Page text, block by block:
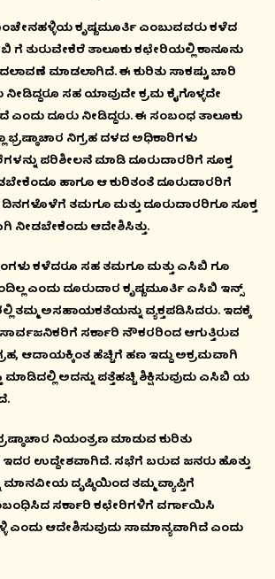
ಕೃಷ್ಣಮೂರ್ತಿ ಎಂಬುವವರು ಕಳೆದ
ಗೆ ತುರುವೇಕೆರೆ ತಾಲೂಕು ಕಛೇರಿಯಲ್ಲಿ ಕಾನೂನು
ಮಾಡಲಾಗಿದೆ. ಈ ಕುರಿತು ಸಾಕಷ್ಟು ಬಾರಿ
ಸಹ ಯಾವುದೇ ಕ್ರಮ ಕೈಗೊಳ್ಳದೇ
ದೂರು ನೀಡಿದ್ದರು. ಈ ಸಂಬಂಧ ತಾಲೂಕು
ಭ್ರಷ್ಠಾಚಾರ ನಿಗ್ರಹ ದಳದ ಅಧಿಕಾರಿಗಳು
ಪರಿಶೀಲನೆ ಮಾಡಿ ದೂರುದಾರರಿಗೆ ಸೂಕ್ತ
ಹಾಗೂ ಆ ಕುರಿತಂತೆ ದೂರುದಾರರಿಗೆ
ದಿನಗಳೊಳೆಗೆ ತಮಗೂ ಮತ್ತು ದೂರುದಾರರಿಗೂ ಸೂಕ್ತ
ನೀಡಬೇಕೆಂದು ಆದೇಶಿಸಿತ್ತು.
ಕಳೆದರೂ ಸಹ ತಮಗೂ ಮತ್ತು ಎಸಿಬಿ ಗೂ
ಎಂದು ದೂರುದಾರ ಕೃಷ್ಣಮೂರ್ತಿ ಎಸಿಬಿ ಇನ್ಸ್
ತಮ್ಮ ಅಸಹಾಯಕತೆಯನ್ನು ವ್ಯಕ್ತಪಡಿಸಿದರು. ಇದಕ್ಕೆ
ಸರ್ಕಾರಿ ನೌಕರರಿಂದ ಆಗುತ್ತಿರುವ
ಆದಾಯಕ್ಕಿಂತ ಹೆಚ್ಚಿಗೆ ಹಣ ಇದ್ದು ಅಕ್ರಮವಾಗಿ
ಮಾಡಿದಲ್ಲಿ ಅದನ್ನು ಪತ್ತೆಹಚ್ಚಿ ಶಿಕ್ಷಿಸುವುದು ಎಸಿಬಿ ಯ
ನಿಯಂತ್ರಣ ಮಾಡುವ ಕುರಿತು
ಇದರ ಉದ್ದೇಶವಾಗಿದೆ. ಸಭೆಗೆ ಬರುವ ಜನರು ಹೊತ್ತು
ಮಾನವೀಯ ದೃಷ್ಠಿಯಿಂದ ತಮ್ಮ ವ್ಯಾಪ್ತಿಗೆ
ಸರ್ಕಾರಿ ಕಛೇರಿಗಳಿಗೆ ವರ್ಗಾಯಿಸಿ
ಎಂದು ಆದೇಶಿಸುವುದು ಸಾಮಾನ್ಯವಾಗಿದೆ ಎಂದು